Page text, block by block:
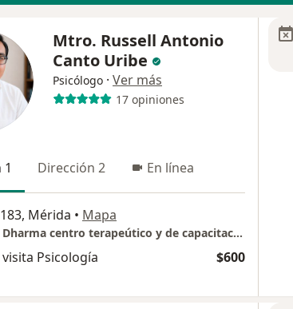
Mtro. Russell Antonio
Canto Uribe
Psicólogo · Ver más
17 opiniones
Dirección 2 En línea
Mérida • Mapa
Instituto Dharma centro terapeútico y de capacitación
Psicología $600